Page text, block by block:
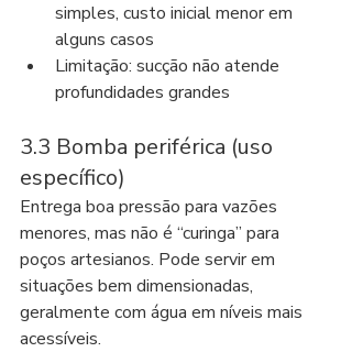
simples, custo inicial menor em
alguns casos
Limitação: sucção não atende
profundidades grandes
3.3 Bomba periférica (uso
específico)
Entrega boa pressão para vazões
menores, mas não é “curinga” para
poços artesianos. Pode servir em
situações bem dimensionadas,
geralmente com água em níveis mais
acessíveis.